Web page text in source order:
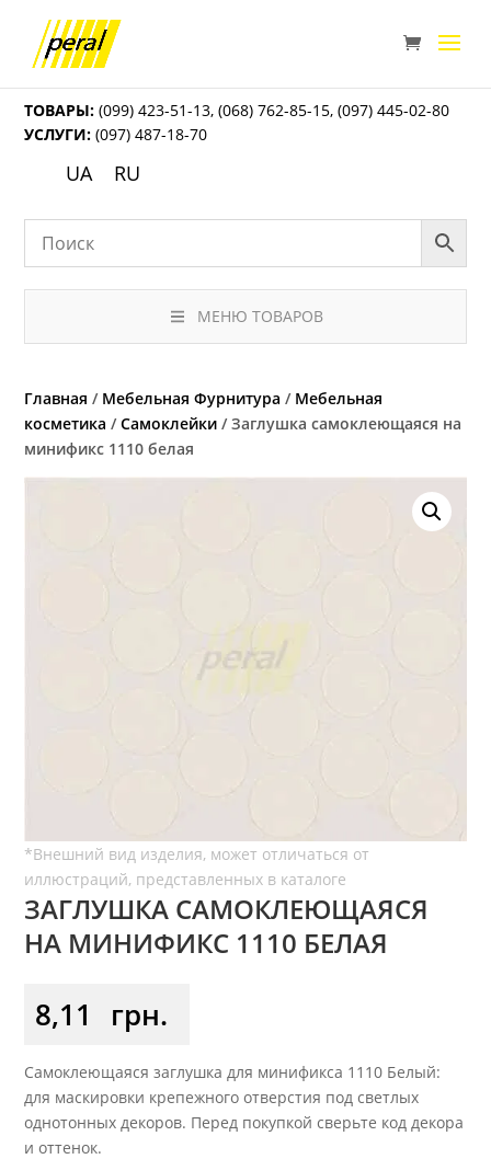
ТОВАРЫ: (099) 423-51-13,(068) 762-85-15,(097) 445-02-80
УСЛУГИ: (097) 487-18-70
UA RU
МЕНЮ ТОВАРОВ
Главная / Мебельная Фурнитура / Мебельная
косметика /Самоклейки / Заглушка самоклеющаяся на
минификс 1110 белая
ЗАГЛУШКА САМОКЛЕЮЩАЯСЯ
НА МИНИФИКС 1110 БЕЛАЯ
8,11 грн.
Самоклеющаяся заглушка для минификса 1110 Белый:
для маскировки крепежного отверстия под светлых
однотонных декоров. Перед покупкой сверьте код декора
и оттенок.